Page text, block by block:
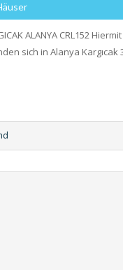
ALANYA CRL152
sich in Alanya